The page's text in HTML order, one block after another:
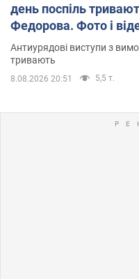
день поспіль
Федорова. Фото і
Антиурядові виступи з
тривають
8.08.2026 20:51 5,5 т.